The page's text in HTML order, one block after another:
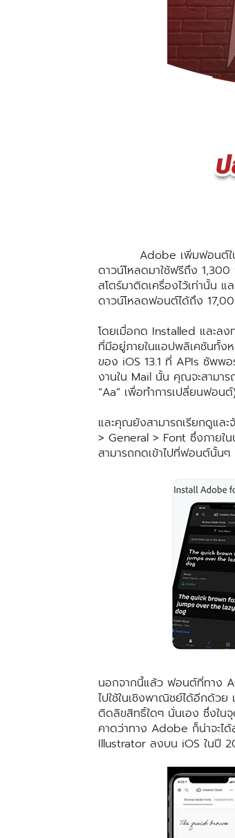
Adobe เพิ่มฟอนต์ในแอ
ดาวน์โหลดมาใช้ฟรีถึง
สโตร์มาติดเครื่องไว้เท่านั้น
ดาวน์โหลดฟอนต์ได้ถึง
โดยเมื่อกด Installed และล
ที่มีอยู่ภายในแอปพลิเคชันทั้ง
ของ iOS 13.1 ที่ APIs ซัพพ
งานใน Mail นั้น คุณจะสามาร
“Aa” เพื่อทำการเปลี่ยนฟอน
และคุณยังสามารถเรียกดูแล
> General > Font ซึ่งภายใ
สามารถกดเข้าไปที่ฟอนต์นั้น
นอกจากนี้แล้ว ฟอนต์ที่ทาง
ไปใช้ในเชิงพาณิชย์ได้อีกด้ว
ติดลิขสิทธิ์ใดๆ นั่นเอง ซึ่งใน
คาดว่าทาง Adobe ก็น่าจะไ
Illustrator ลงบน iOS ในปี